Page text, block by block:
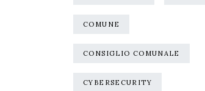
COMUNE
CONSIGLIO COMUNALE
CYBERSECURITY